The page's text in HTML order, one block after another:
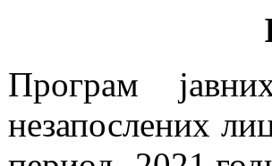
Програм
незапослених